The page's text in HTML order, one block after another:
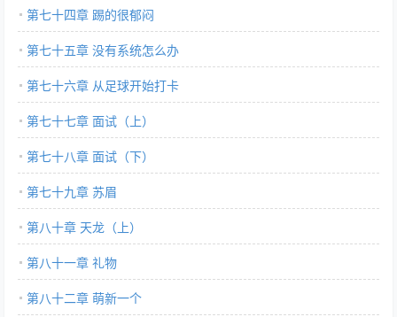
第七十四章 踢的很郁闷
第七十五章 没有系统怎么办
第七十六章 从足球开始打卡
第七十七章 面试（上）
第七十八章 面试（下）
第七十九章 苏眉
第八十章 天龙（上）
第八十一章 礼物
第八十二章 萌新一个